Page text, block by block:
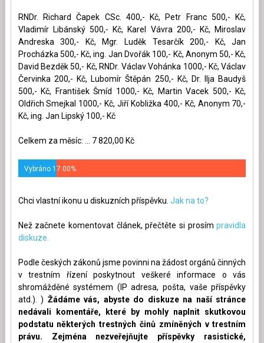
RNDr. Richard Čapek CSc. 400,- Kč, Petr Franc 500,- Kč,
Vladimír Libánský 500,- Kč, Karel Vávra 200,- Kč, Miroslav
Andreska 300,- Kč, Mgr. Luděk Tesarčík 200,- Kč, Jan
Procházka 500,- Kč, ing. Jan Dvořák 100,- Kč, Anonym 50,- Kč,
David Bezděk 50,- Kč, RNDr. Václav Vohánka 1000,- Kč, Václav
Červinka 200,- Kč, Lubomír Štěpán 250,- Kč, Dr. Ilja Baudyš
500,- Kč, František Šmíd 1000,- Kč, Martin Vacek 500,- Kč,
Oldřich Smejkal 1000,- Kč, Jiří Kobližka 400,- Kč, Anonym 70,-
Kč, ing. Jan Lipský 100,- Kč
Celkem za měsíc: ... 7 820,00 Kč
Vybráno 17.00%
Chci vlastní ikonu u diskuzních příspěvku. Jak na to?
Než začnete komentovat článek, přečtěte si prosímpravidla
diskuze.
Podle českých zákonů jsme povinni na žádost orgánů činných
v trestním řízení poskytnout veškeré informace o vás
shromážděné systémem (IP adresa, pošta, vaše příspěvky
atd.). ) Žádáme vás, abyste do diskuze na naší stránce
nedávali komentáře, které by mohly naplnit skutkovou
podstatu některých trestných činů zmíněných v trestním
právu. Zejména nezveřejňujte příspěvky rasistické,